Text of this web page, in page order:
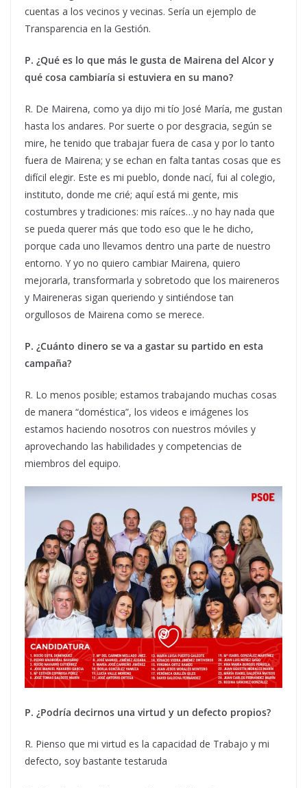
cuentas a los vecinos y vecinas. Sería un ejemplo de
Transparencia en la Gestión.
P. ¿Qué es lo que más le gusta de Mairena del Alcor y
qué cosa cambiaría si estuviera en su mano?
R. De Mairena, como ya dijo mi tío José María, me gustan
hasta los andares. Por suerte o por desgracia, según se
mire, he tenido que trabajar fuera de casa y por lo tanto
fuera de Mairena; y se echan en falta tantas cosas que es
difícil elegir. Este es mi pueblo, donde nací, fui al colegio,
instituto, donde me crié; aquí está mi gente, mis
costumbres y tradiciones: mis raíces…y no hay nada que
se pueda querer más que todo eso que le he dicho,
porque cada uno llevamos dentro una parte de nuestro
entorno. Y yo no quiero cambiar Mairena, quiero
mejorarla, transformarla y sobretodo que los maireneros
y Maireneras sigan queriendo y sintiéndose tan
orgullosos de Mairena como se merece.
P. ¿Cuánto dinero se va a gastar su partido en esta
campaña?
R. Lo menos posible; estamos trabajando muchas cosas
de manera “doméstica”, los videos e imágenes los
estamos haciendo nosotros con nuestros móviles y
aprovechando las habilidades y competencias de
miembros del equipo.
P. ¿Podría decirnos una virtud y un defecto propios?
R. Pienso que mi virtud es la capacidad de Trabajo y mi
defecto, soy bastante testaruda